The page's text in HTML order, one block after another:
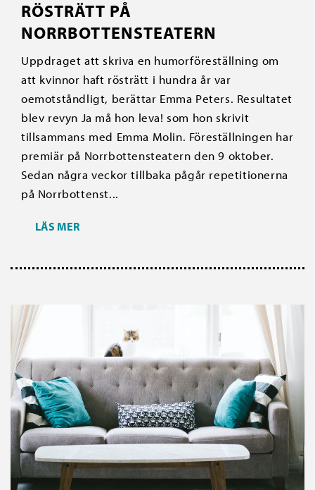
RÖSTRÄTT PÅ
NORRBOTTENSTEATERN
Uppdraget att skriva en humorföreställning om
att kvinnor haft rösträtt i hundra år var
oemotståndligt, berättar Emma Peters. Resultatet
blev revyn Ja må hon leva! som hon skrivit
tillsammans med Emma Molin. Föreställningen har
premiär på Norrbottensteatern den 9 oktober.
Sedan några veckor tillbaka pågår repetitionerna
på Norrbottenst...
LÄS MER